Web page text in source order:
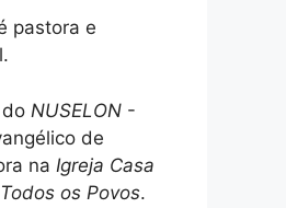
pastora e
NUSELON -
de
na Igreja Casa
os Povos.